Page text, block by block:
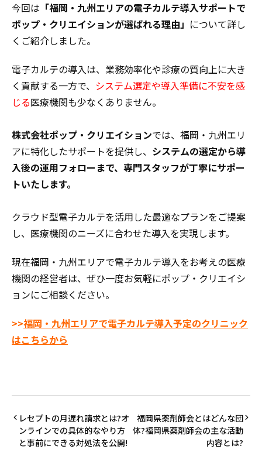
今回は 「福岡・九州エリアの電子カルテ導入サポートで
ポップ・クリエイションが選ばれる理由」 について詳し
くご紹介しました。
電子カルテの導入は、業務効率化や診療の質向上に大き
く貢献する一方で、 システム選定や導入準備に不安を感
じる医療機関も少なくありません。
株式会社ポップ・クリエイションでは、福岡・九州エリ
アに特化したサポートを提供し、 システムの選定から導
入後の運用フォローまで、専門スタッフが丁寧にサポー
トいたします。
クラウド型電子カルテを活用した最適なプランをご提案
し、医療機関のニーズに合わせた導入を実現します。
現在福岡・九州エリアで電子カルテ導入をお考えの医療
機関の経営者は、ぜひ一度お気軽にポップ・クリエイシ
ョンにご相談ください。
>>福岡・九州エリアで電子カルテ導入予定のクリニック
はこちらから
レセプトの月遅れ請求とは?オ
ンラインでの具体的なやり方
と事前にできる対処法を公開!
福岡県薬剤師会とはどんな団
体?福岡県薬剤師会の主な活動
内容とは?